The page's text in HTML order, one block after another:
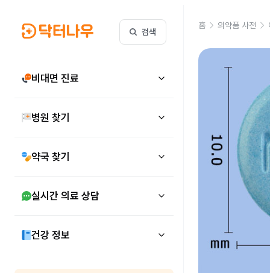
검색
비대면 진료
병원 찾기
약국 찾기
실시간 의료 상담
건강 정보
홈 의약품 사전